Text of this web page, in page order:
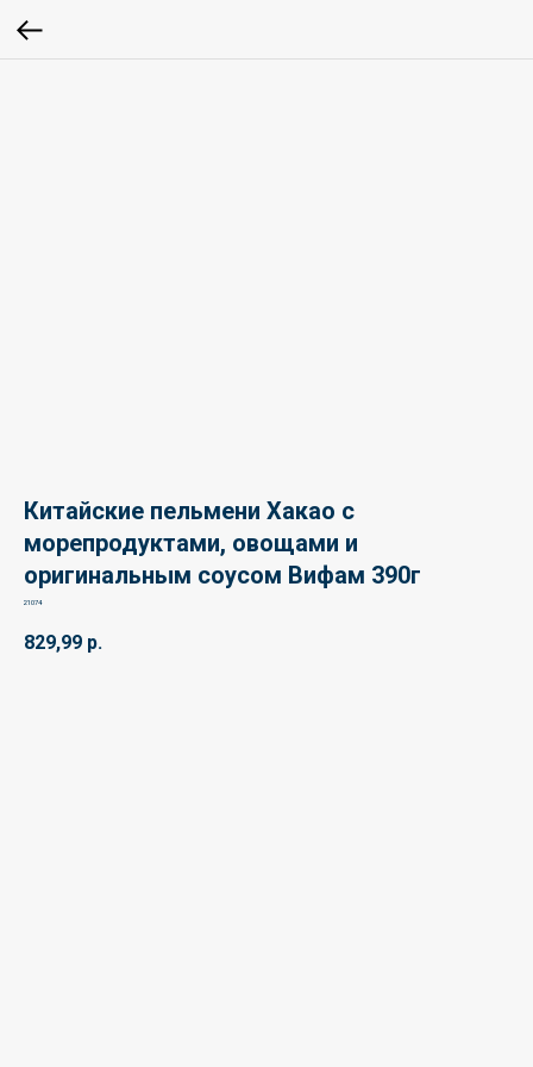
Китайские пельмени Хакао с
морепродуктами, овощами и
оригинальным соусом Вифам 390г
21074
829,99 р.